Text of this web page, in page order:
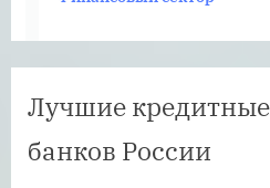
Лучшие
банков России